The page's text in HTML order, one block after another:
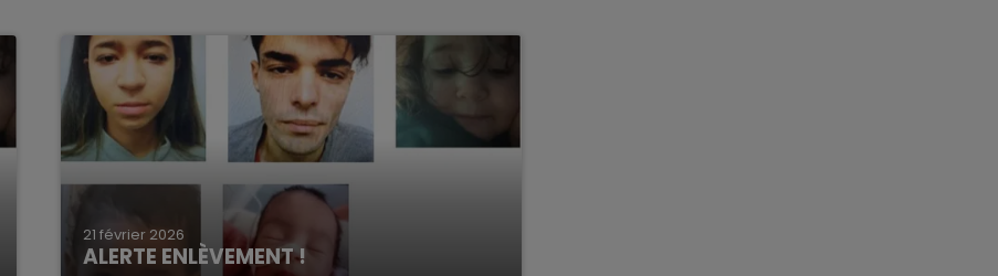
21 février 2026
ALERTE ENLÈVEMENT !